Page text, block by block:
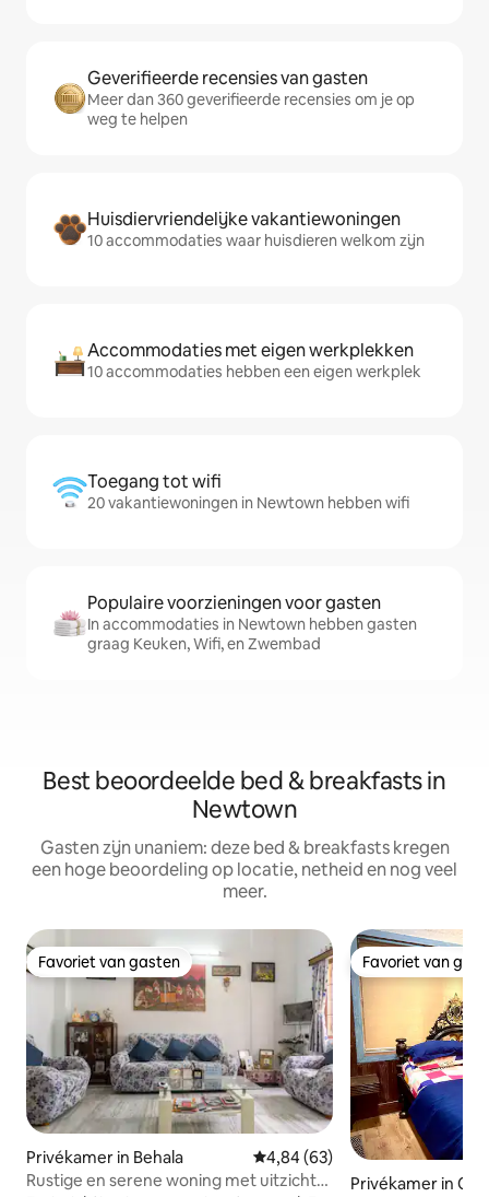
Geverifieerde recensies van gasten
Meer dan 360 geverifieerde recensies om je op
weg te helpen
Huisdiervriendelijke vakantiewoningen
10 accommodaties waar huisdieren welkom zijn
Accommodaties met eigen werkplekken
10 accommodaties hebben een eigen werkplek
Toegang tot wifi
20 vakantiewoningen in Newtown hebben wifi
Populaire voorzieningen voor gasten
In accommodaties in Newtown hebben gasten
graag Keuken, Wifi, en Zwembad
Best beoordeelde bed & breakfasts in
Newtown
Gasten zijn unaniem: deze bed & breakfasts kregen
een hoge beoordeling op locatie, netheid en nog veel
meer.
Favoriet van gasten
Favoriet van gasten
Privékamer in Behala Gemiddelde beoordeling van
4,84 (63)
Rustige en serene woning met uitzicht
Favoriet van
Favoriet van
Privékamer in